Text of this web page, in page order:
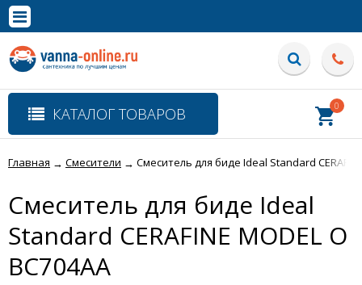
Полная версия сайта
КАТАЛОГ ТОВАРОВ 0
Главная → Смесители → Смеситель для биде Ideal Standard
Смеситель для биде Ideal
Standard CERAFINE MODEL O
BC704AA